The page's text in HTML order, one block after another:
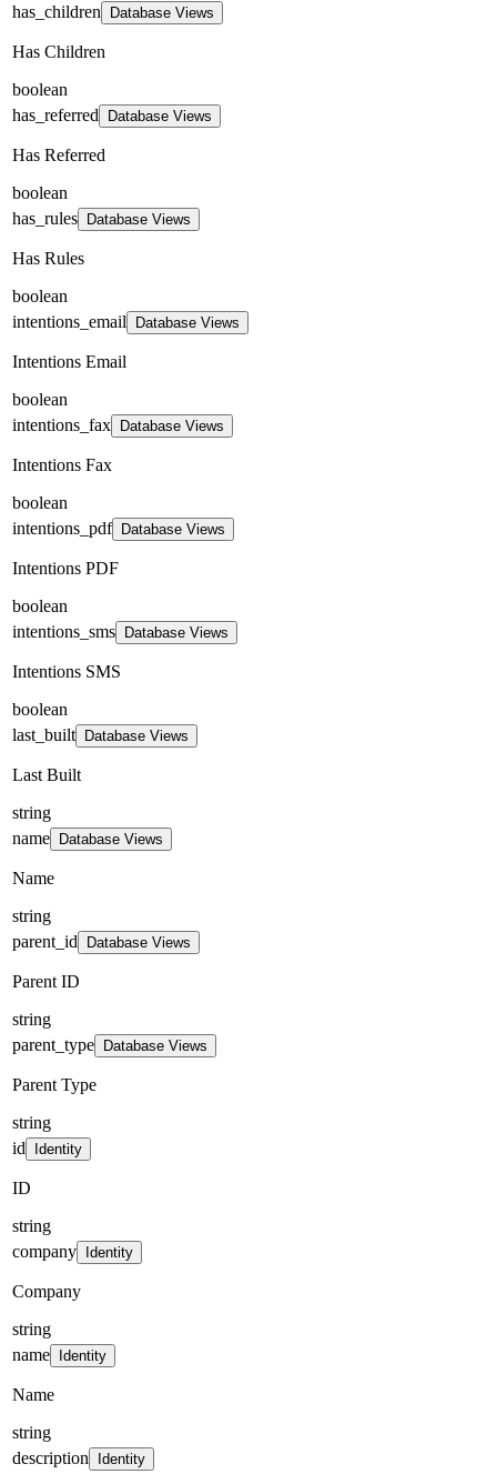
has_children
Database Views
Has Children
boolean
has_referred
Database Views
Has Referred
boolean
has_rules
Database Views
Has Rules
boolean
intentions_email
Database Views
Intentions Email
boolean
intentions_fax
Database Views
Intentions Fax
boolean
intentions_pdf
Database Views
Intentions PDF
boolean
intentions_sms
Database Views
Intentions SMS
boolean
last_built
Database Views
Last Built
string
name
Database Views
Name
string
parent_id
Database Views
Parent ID
string
parent_type
Database Views
Parent Type
string
id
Identity
ID
string
company
Identity
Company
string
name
Identity
Name
string
description
Identity